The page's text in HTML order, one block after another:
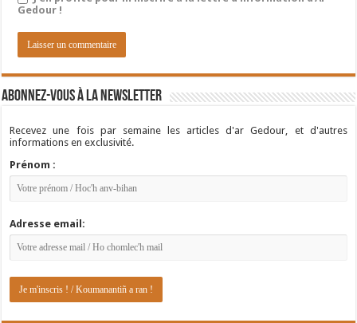
Gedour !
Abonnez-vous à la newsletter
Recevez une fois par semaine les articles d'ar Gedour, et d'autres
informations en exclusivité.
Prénom :
Adresse email: